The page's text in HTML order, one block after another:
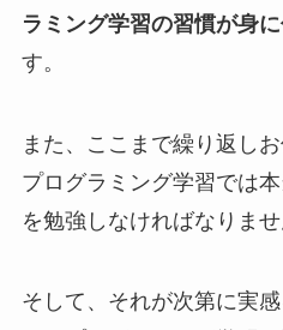
ラミング学習の習慣が身
す。
また、ここまで繰り返し
プログラミング学習では
を勉強しなければなりませ
そして、それが次第に実